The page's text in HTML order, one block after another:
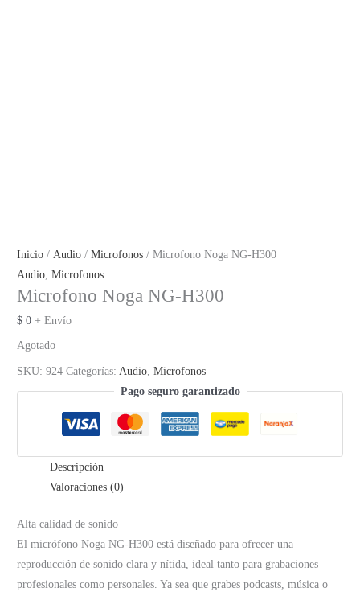
Inicio /Audio /Microfonos / Microfono Noga NG-H300
Audio,Microfonos
Microfono Noga NG-H300
$ 0 + Envío
Agotado
SKU:924 Categorías:Audio,Microfonos
Pago seguro garantizado
Descripción
Valoraciones (0)
Alta calidad de sonido
El micrófono Noga NG-H300 está diseñado para ofrecer una
reproducción de sonido clara y nítida, ideal tanto para grabaciones
profesionales como personales. Ya sea que grabes podcasts, música o